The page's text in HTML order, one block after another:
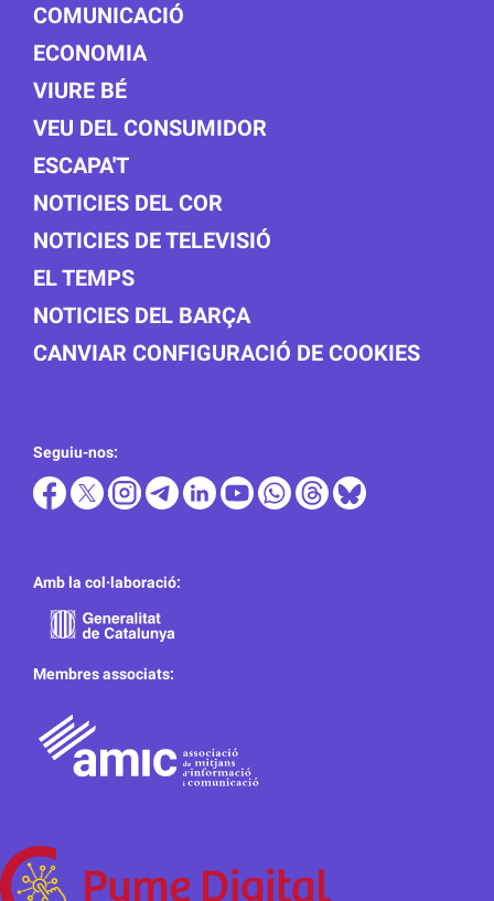
COMUNICACIÓ
ECONOMIA
VIURE BÉ
VEU DEL CONSUMIDOR
ESCAPA'T
NOTICIES DEL COR
NOTICIES DE TELEVISIÓ
EL TEMPS
NOTICIES DEL BARÇA
CANVIAR CONFIGURACIÓ DE COOKIES
Seguiu-nos:
Amb la col·laboració:
Membres associats: